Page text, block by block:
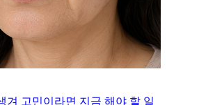
겨 고민이라면 지금 해야 할 일